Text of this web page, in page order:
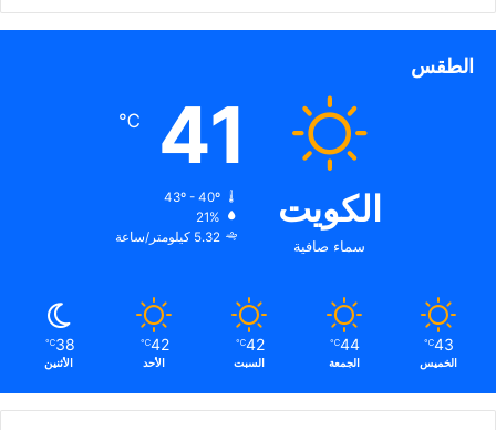
الطقس
الكويت
سماء صافية
41
℃
43º - 40º
21%
5.32 كيلومتر/ساعة
43
℃
الخميس
44
℃
الجمعة
42
℃
السبت
42
℃
الأحد
38
℃
الأثنين